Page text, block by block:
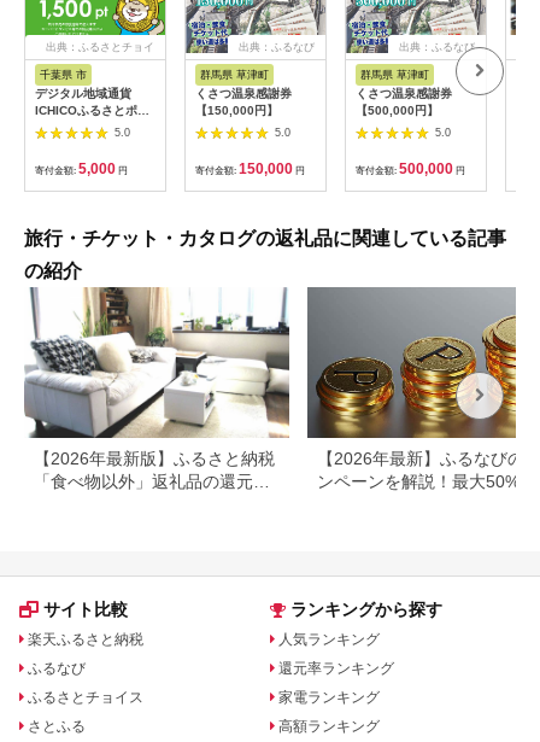
出典：ふるさとチョイ
千葉県 市
デジタル地域通貨
ICHICOふるさとポイ
ント1,500pt
【12203-0284】
5.0
寄付金額: 5,000 円
出典：ふるなび
群馬県 草津町
くさつ温泉感謝券
【150,000円】
5.0
寄付金額: 150,000 円
出典：ふるなび
群馬県 草津町
くさつ温泉感謝券
【500,000円】
5.0
寄付金額: 500,000 円
旅行・チケット・カタログの返礼品に関連している記事
の紹介
【2026年最新版】ふるさと納税
「食べ物以外」返礼品の還元率
【2026年最新】ふるなびの
ンペーンを解説！最大50%還
サイト比較
楽天ふるさと納税
ふるなび
ふるさとチョイス
さとふる
ランキングから探す
人気ランキング
還元率ランキング
家電ランキング
高額ランキング